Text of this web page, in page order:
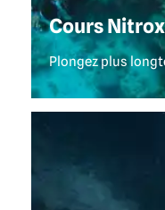
Cours Nitrox
Plongez plus